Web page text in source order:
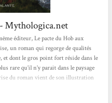
Mythologica.net
éditeur, Le pacte du Hob aux
un roman qui regorge de qualités
et dont le gros point fort réside dans le
rare qu’il n’y parait dans le paysage
du roman vient de son illustration
personnages et des paysages du